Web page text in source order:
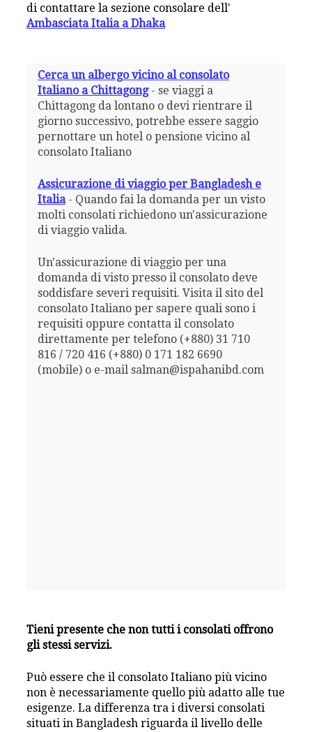
di contattare la sezione consolare dell'
Ambasciata Italia a Dhaka
Cerca un albergo vicino al consolato
Italiano a Chittagong- se viaggi a
Chittagong da lontano o devi rientrare il
giorno successivo, potrebbe essere saggio
pernottare un hotel o pensione vicino al
consolato Italiano
Assicurazione di viaggio per Bangladesh e
Italia- Quando fai la domanda per un visto
molti consolati richiedono un'assicurazione
di viaggio valida.
Un'assicurazione di viaggio per una
domanda di visto presso il consolato deve
soddisfare severi requisiti. Visita il sito del
consolato Italiano per sapere quali sono i
requisiti oppure contatta il consolato
direttamente per telefono (+880) 31 710
816 / 720 416 (+880) 0 171 182 6690
(mobile) o e-mail salman@ispahanibd.com
Tieni presente che non tutti i consolati offrono
gli stessi servizi.
Può essere che il consolato Italiano più vicino
non è necessariamente quello più adatto alle tue
esigenze. La differenza tra i diversi consolati
situati in Bangladesh riguarda il livello delle